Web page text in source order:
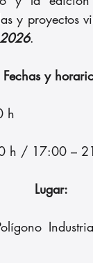
y proyectos
.
Fechas y
h
h / 17:00 –
Lugar: